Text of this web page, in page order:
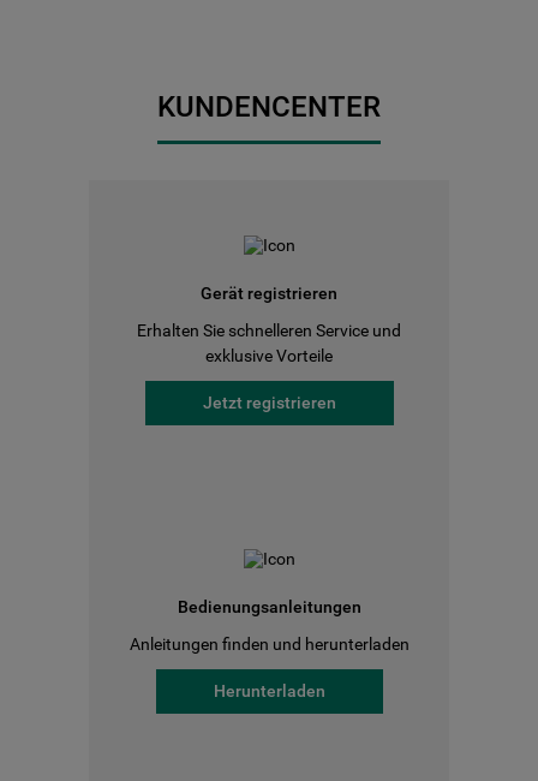
KUNDENCENTER
Gerät registrieren
Erhalten Sie schnelleren Service und
exklusive Vorteile
Jetzt registrieren
Bedienungsanleitungen
Anleitungen finden und herunterladen
Herunterladen